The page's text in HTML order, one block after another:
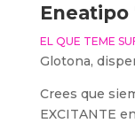
Eneatipo
EL QUE TEME
Glotona,
Crees que
EXCITANTE